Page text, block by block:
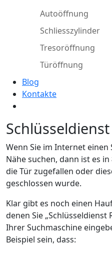
Autoöffnung
Schliesszylinder
Tresoröffnung
Türöffnung
Blog
Kontakte
Wenn Sie im Internet
Nähe suchen, dann ist es
die Tür zugefallen oder
geschlossen wurde.
Klar gibt es noch einen
denen Sie „Schlüsseldienst
Ihrer Suchmaschine
Beispiel sein, dass: